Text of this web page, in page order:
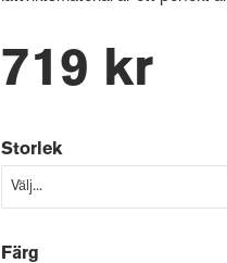
719 kr
Storlek
Färg